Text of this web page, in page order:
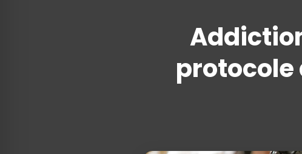
protocole